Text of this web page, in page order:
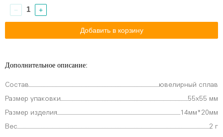
− +
Дополнительное описание:
Состав ювелирный сплав
Размер упаковки 55х55 мм
Размер изделия 14мм*20мм
Вес 2 г